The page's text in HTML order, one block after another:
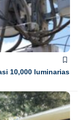
10,000 luminarias